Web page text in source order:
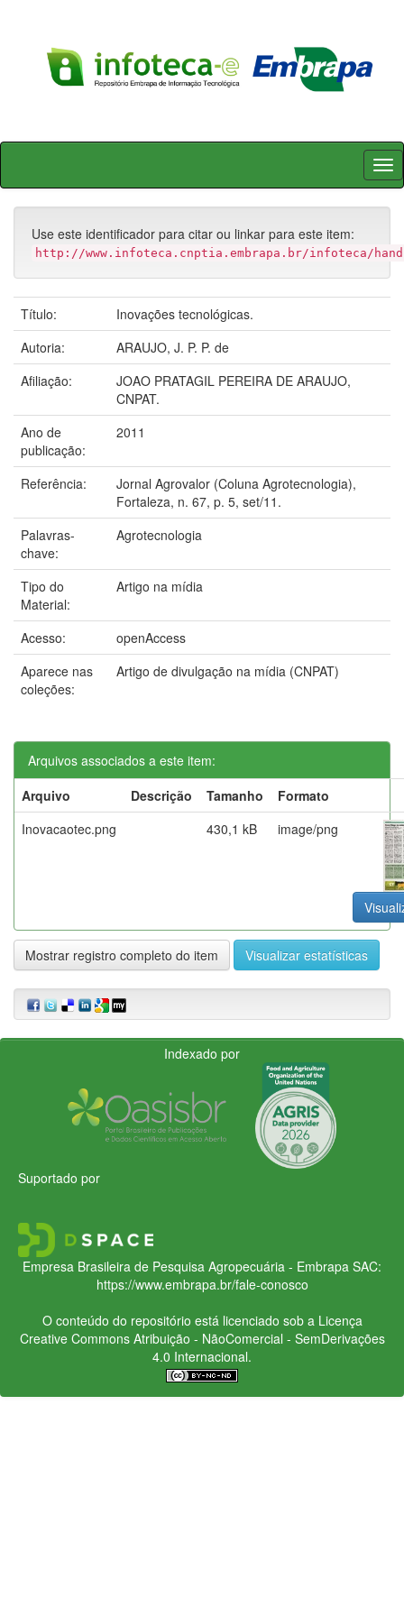
Skip
Use este identificador para citar ou linkar para este item:
http://www.infoteca.cnptia.embrapa.br/infoteca/
Título:
Inovações tecnológicas.
Autoria:
ARAUJO, J. P. P. de
Afiliação:
JOAO PRATAGIL PEREIRA DE ARAUJO,
CNPAT.
Ano de
publicação:
2011
Referência:
Jornal Agrovalor (Coluna Agrotecnologia),
Fortaleza, n. 67, p. 5, set/11.
Palavras-
chave:
Agrotecnologia
Tipo do
Material:
Artigo na mídia
Acesso:
openAccess
Aparece nas
coleções:
Artigo de divulgação na mídia (CNPAT)
Arquivos associados a este item:
Arquivo
Descrição Tamanho
Formato
Inovacaotec.png
430,1 kB image/png
Mostrar registro completo do item Visualizar estatísticas
Indexado por
Suportado por
Empresa Brasileira de Pesquisa Agropecuária - Embrapa SAC:
https://www.embrapa.br/fale-conosco
O conteúdo do repositório está licenciado sob a Licença
Creative CommonsAtribuição - NãoComercial - SemDerivações
4.0 Internacional.